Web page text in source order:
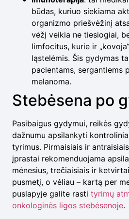
būdas, kuriuo siekiama
organizmo priešvėžinį
vėžį veikia ne tiesiogiai,
limfocitus, kurie ir
ląstelėmis. Šis gydymas
pacientams, sergantiems
melanoma.
Stebėsena po
Pasibaigus gydymui, reikės
dažnumu apsilankyti
tyrimus. Pirmaisiais ir
įprastai rekomenduojama
mėnesius, trečiaisiais ir
pusmetį, o vėliau – kartą per
puslapyje galite rasti tyrimų
onkologinės ligos stebėsenoje.